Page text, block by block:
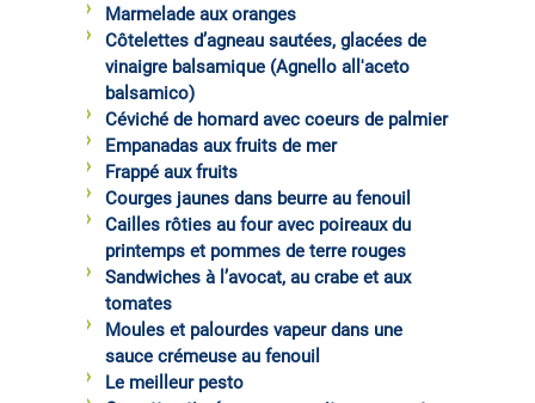
Marmelade aux oranges
Côtelettes d’agneau sautées, glacées de
vinaigre balsamique (Agnello all'aceto
balsamico)
Céviché de homard avec coeurs de palmier
Empanadas aux fruits de mer
Frappé aux fruits
Courges jaunes dans beurre au fenouil
Cailles rôties au four avec poireaux du
printemps et pommes de terre rouges
Sandwiches à l’avocat, au crabe et aux
tomates
Moules et palourdes vapeur dans une
sauce crémeuse au fenouil
Le meilleur pesto